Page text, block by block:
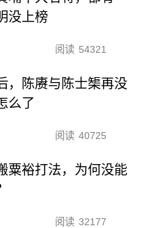
没上榜
阅读 54321
，陈赓与陈士榘再没
么了
阅读 40725
粟裕打法，为何没能
阅读 32177